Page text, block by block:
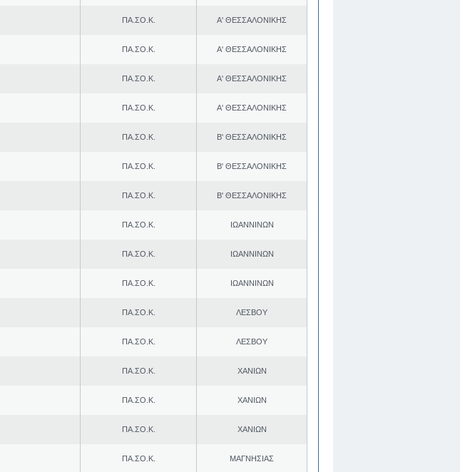
ΠΑ.ΣΟ.Κ. Α' ΘΕΣΣΑΛΟΝΙΚΗΣ
ΠΑ.ΣΟ.Κ. Α' ΘΕΣΣΑΛΟΝΙΚΗΣ
ΠΑ.ΣΟ.Κ. Α' ΘΕΣΣΑΛΟΝΙΚΗΣ
ΠΑ.ΣΟ.Κ. Α' ΘΕΣΣΑΛΟΝΙΚΗΣ
ΠΑ.ΣΟ.Κ. Β' ΘΕΣΣΑΛΟΝΙΚΗΣ
ΠΑ.ΣΟ.Κ. Β' ΘΕΣΣΑΛΟΝΙΚΗΣ
ΠΑ.ΣΟ.Κ. Β' ΘΕΣΣΑΛΟΝΙΚΗΣ
ΠΑ.ΣΟ.Κ. ΙΩΑΝΝΙΝΩΝ
ΠΑ.ΣΟ.Κ. ΙΩΑΝΝΙΝΩΝ
ΠΑ.ΣΟ.Κ. ΙΩΑΝΝΙΝΩΝ
ΠΑ.ΣΟ.Κ. ΛΕΣΒΟΥ
ΠΑ.ΣΟ.Κ. ΛΕΣΒΟΥ
ΠΑ.ΣΟ.Κ. ΧΑΝΙΩΝ
ΠΑ.ΣΟ.Κ. ΧΑΝΙΩΝ
ΠΑ.ΣΟ.Κ. ΧΑΝΙΩΝ
ΠΑ.ΣΟ.Κ. ΜΑΓΝΗΣΙΑΣ